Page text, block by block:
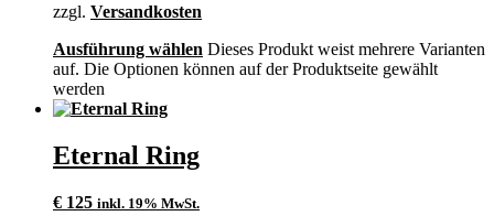
zzgl. Versandkosten
Ausführung wählen Dieses Produkt weist mehrere Varianten
auf. Die Optionen können auf der Produktseite gewählt
werden
Eternal Ring
€ 125 inkl. 19% MwSt.